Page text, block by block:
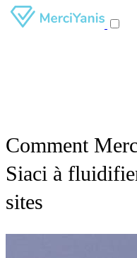
Comment
Siaci à
sites